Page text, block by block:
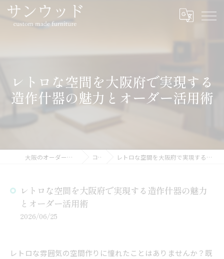
レトロな空間を大阪府で実現する
造作什器の魅力とオーダー活用術
大阪のオーダー家具ならサンウッド コラム レトロな空間を大阪府で実現する造作什器の魅力とオーダー活用術
レトロな空間を大阪府で実現する造作什器の魅力
とオーダー活用術
2026/06/25
レトロな雰囲気の空間作りに憧れたことはありませんか？既